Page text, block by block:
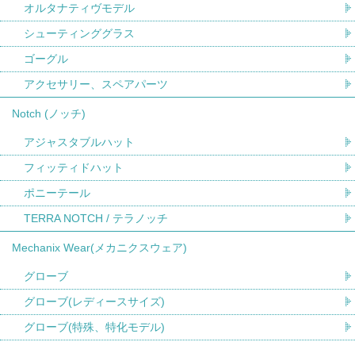
オルタナティヴモデル
シューティンググラス
ゴーグル
アクセサリー、スペアパーツ
Notch (ノッチ)
アジャスタブルハット
フィッティドハット
ポニーテール
TERRA NOTCH / テラノッチ
Mechanix Wear(メカニクスウェア)
グローブ
グローブ(レディースサイズ)
グローブ(特殊、特化モデル)